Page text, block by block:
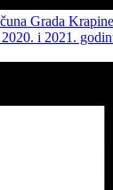
Grada
i 2021.